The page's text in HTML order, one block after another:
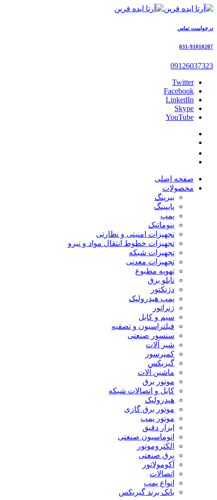
درخواست تماس
031-91010207
09126037323
Twitter
Facebook
LinkedIn
Skype
YouTube
صفحه اصلی
محصولات
بیرینگ
پایپینگ
پمپ
پنوماتیک
تجهیزات امنیتی و نظارتی
تجهیزات خطوط انتقال مواد و نیرو
تجهیزات شبکه
تجهیزات معدنی
تهویه مطبوع
تابلو برق
دژنکتور
پمپ هیدرولیک
ژنراتور
سیم و کابل
فیلتراسیون و تصفیه
سنسور صنعتی
شیر آلات
کمپرسور
گیربکس
ماشین آلات
موتور برق
کابل و اتصالات شبکه
هیدرولیک
موتور برق گازی
موتور پمپ
ابزار دقیق
اتوماسیون صنعتی
الکتروموتور
برق صنعتی
آکومولاتور
اتصالات
انواع پمپ
بانک برند گیربکس